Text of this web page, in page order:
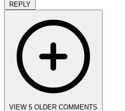
REPLY
VIEW 5 OLDER COMMENTS